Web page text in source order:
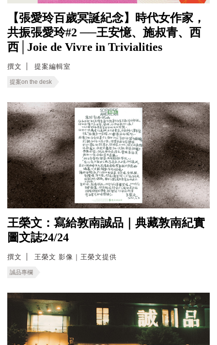
【張愛玲百歲冥誕紀念】時代女作家，
共振張愛玲#2 ──王安憶、施叔青、西
西│Joie de Vivre in Trivialities
撰文 提案編輯室
提案on the desk
王榮文：寫給敦南誠品｜典藏敦南紀實
圖文誌24/24
撰文 王榮文 影像｜王榮文提供
誠品專欄